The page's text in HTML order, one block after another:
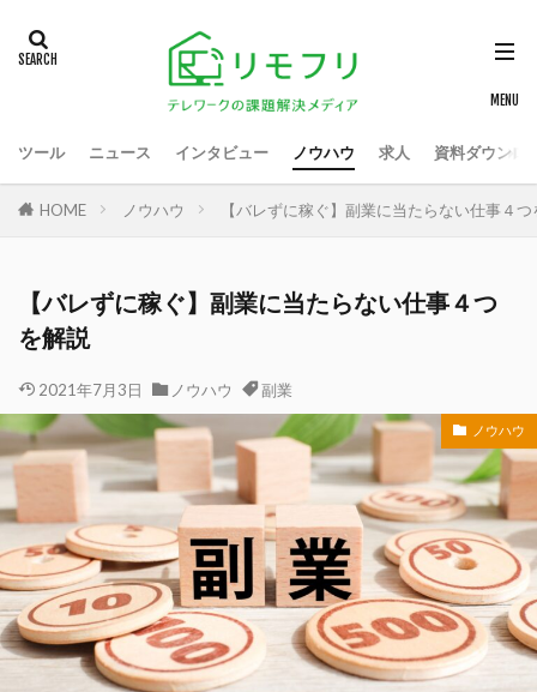
ツール ニュース インタビュー ノウハウ 求人 資料ダウンロ
HOME ノウハウ 【バレずに稼ぐ】副業に当たらない仕事４
【バレずに稼ぐ】副業に当たらない仕事４つ
を解説
2021年7月3日 ノウハウ 副業
ノウハウ